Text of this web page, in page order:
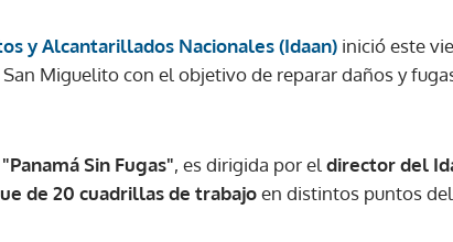
y Alcantarillados Nacionales (Idaan) inició este
Miguelito con el objetivo de reparar daños y
"Panamá Sin Fugas", es dirigida por el director del
de 20 cuadrillas de trabajoen distintos puntos